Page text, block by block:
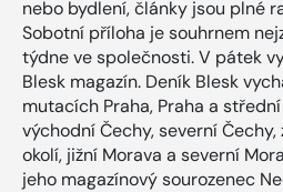
nebo bydlení, články jsou plné
Sobotní příloha je souhrnem
týdne ve společnosti. V pátek
Blesk magazín. Deník Blesk
mutacích Praha, Praha a
východní Čechy, severní
okolí, jižní Morava a severní
jeho magazínový sourozenec